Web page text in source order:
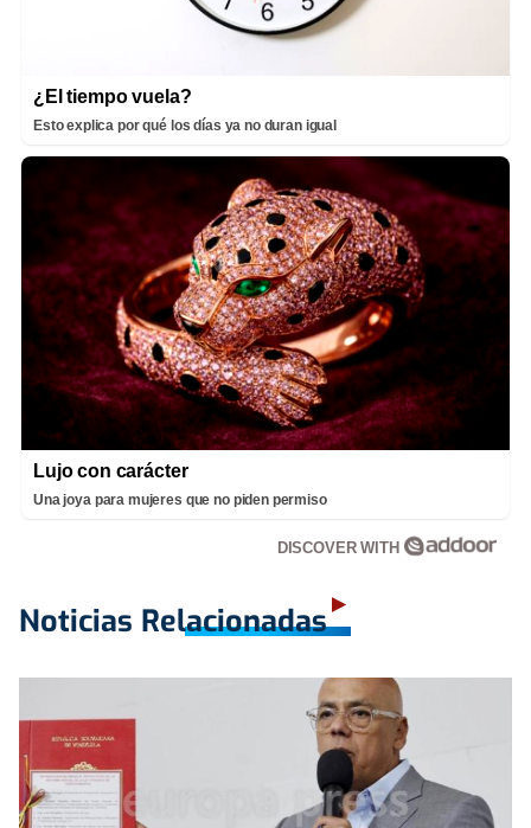
¿El tiempo vuela?
Esto explica por qué los días ya no duran igual
Lujo con carácter
Una joya para mujeres que no piden permiso
DISCOVER WITH
Noticias Relacionadas